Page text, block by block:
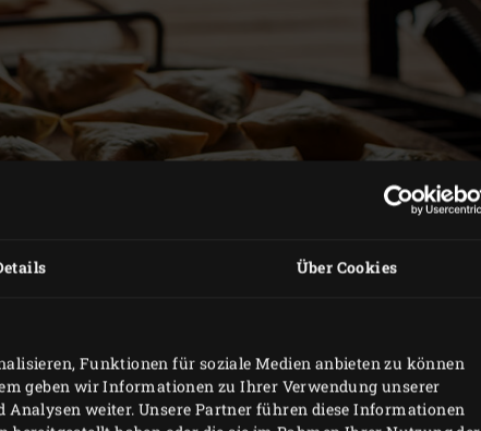
Über Cookies
Funktionen für soziale Medien anbieten zu können
geben wir Informationen zu Ihrer Verwendung unserer
weiter. Unsere Partner führen diese Informationen